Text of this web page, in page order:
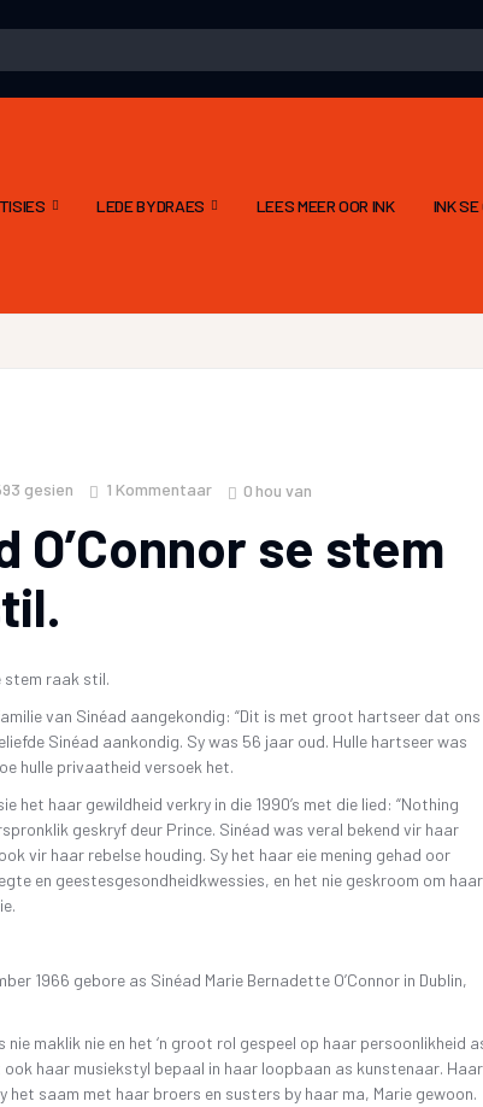
LEDE BYDRAES LEES MEER OOR INK INK
gesien 1 Kommentaar 0 hou van
O’Connor se stem
stem raak stil.
van Sinéad aangekondig: “Dit is met groot hartseer dat ons
Sinéad aankondig. Sy was 56 jaar oud. Hulle hartseer was
hulle privaatheid versoek het.
het haar gewildheid verkry in die 1990’s met die lied: “Nothing
geskryf deur Prince. Sinéad was veral bekend vir haar
vir haar rebelse houding. Sy het haar eie mening gehad oor
en geestesgesondheidkwessies, en het nie geskroom om haar
1966 gebore as Sinéad Marie Bernadette O’Connor in Dublin,
nie maklik nie en het ‘n groot rol gespeel op haar persoonlikheid
ook haar musiekstyl bepaal in haar loopbaan as kunstenaar. Haar
het saam met haar broers en susters by haar ma, Marie gewoon.